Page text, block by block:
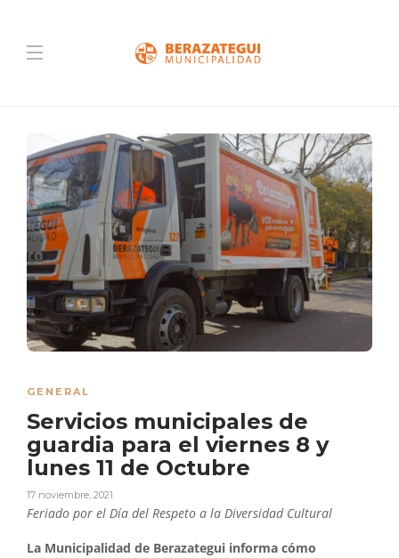
GENERAL
Servicios municipales de
guardia para el viernes 8 y
lunes 11 de Octubre
17 noviembre, 2021
Feriado por el Día del Respeto a la Diversidad Cultural
La Municipalidad de Berazategui informa cómo